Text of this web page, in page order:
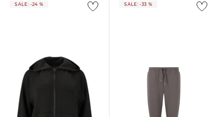
SALE: -24 % SALE: -33 %